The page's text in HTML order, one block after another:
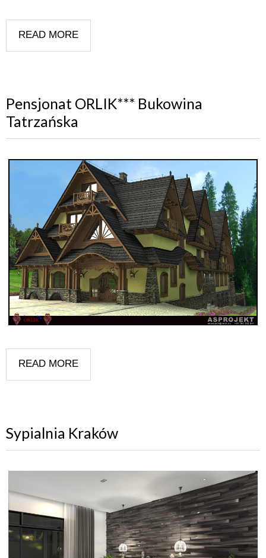
READ MORE
Pensjonat ORLIK*** Bukowina
Tatrzańska
READ MORE
Sypialnia Kraków